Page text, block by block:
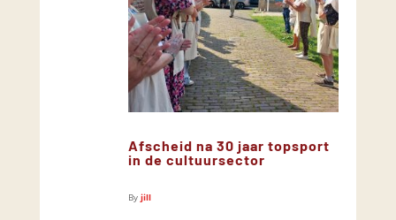
Afscheid na 30 jaar topsport
in de cultuursector
By jill